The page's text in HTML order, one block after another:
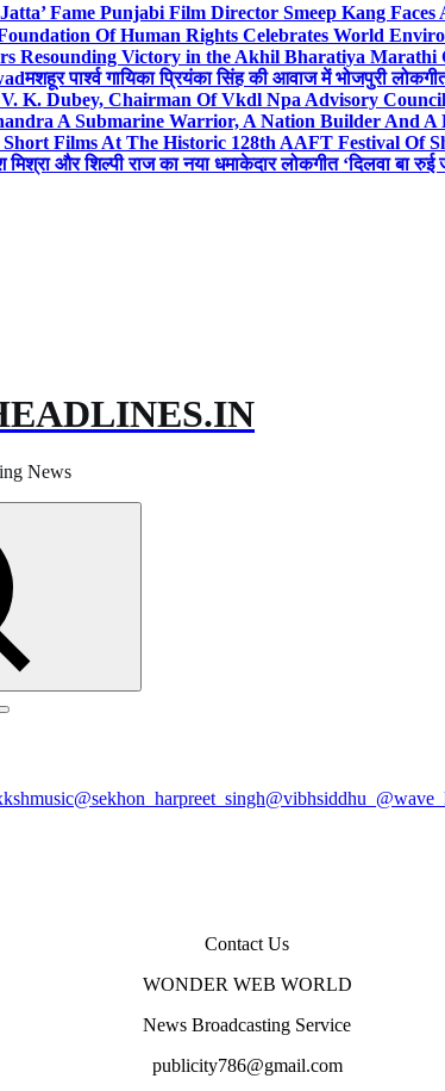
Fame Punjabi Film Director Smeep Kang
Of Human Rights Celebrates World
Resounding Victory in the Akhil Bharatiya
मशहूर पार्श्व गायिका प्रियंका सिंह की आवाज में भोजपुरी
K. Dubey, Chairman Of Vkdl Npa Advisory
A Submarine Warrior, A Nation Builder And A
Films At The Historic 128th AAFT Festival Of
मिश्रा और शिल्पी राज का नया धमाकेदार लोकगीत ‘दिलवा बा रुई
News
@sekhon_harpreet_singh@vibhsiddhu_
Contact Us
WONDER WEB WORLD
News Broadcasting Service
publicity786@gmail.com